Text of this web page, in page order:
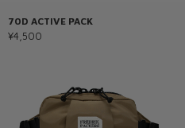
70D ACTIVE PACK
¥4,500